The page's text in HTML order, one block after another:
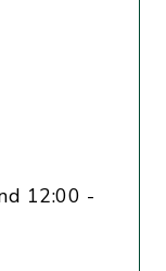
12:00 -